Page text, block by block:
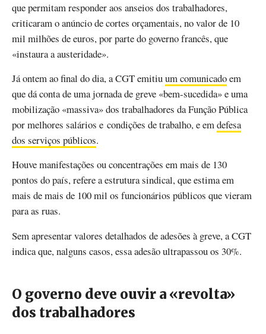
que permitam responder aos anseios dos trabalhadores,
criticaram o anúncio de cortes orçamentais, no valor de 10
mil milhões de euros, por parte do governo francês, que
«instaura a austeridade».
Já ontem ao final do dia, a CGT emitiuum comunicadoem
que dá conta de uma jornada de greve «bem-sucedida» e uma
mobilização «massiva» dos trabalhadores da Função Pública
por melhores salários e condições de trabalho, e emdefesa
dos serviços públicos.
Houve manifestações ou concentrações em mais de 130
pontos do país, refere a estrutura sindical, que estima em
mais de mais de 100 mil os funcionários públicos que vieram
para as ruas.
Sem apresentar valores detalhados de adesões à greve, a CGT
indica que, nalguns casos, essa adesão ultrapassou os 30%.
O governo deve ouvir a «revolta»
dos trabalhadores